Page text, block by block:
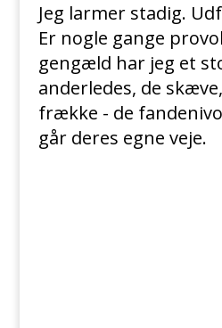
Jeg larmer stadig.
Er nogle gange
gengæld har jeg et
anderledes, de
frække - de
går deres egne veje.